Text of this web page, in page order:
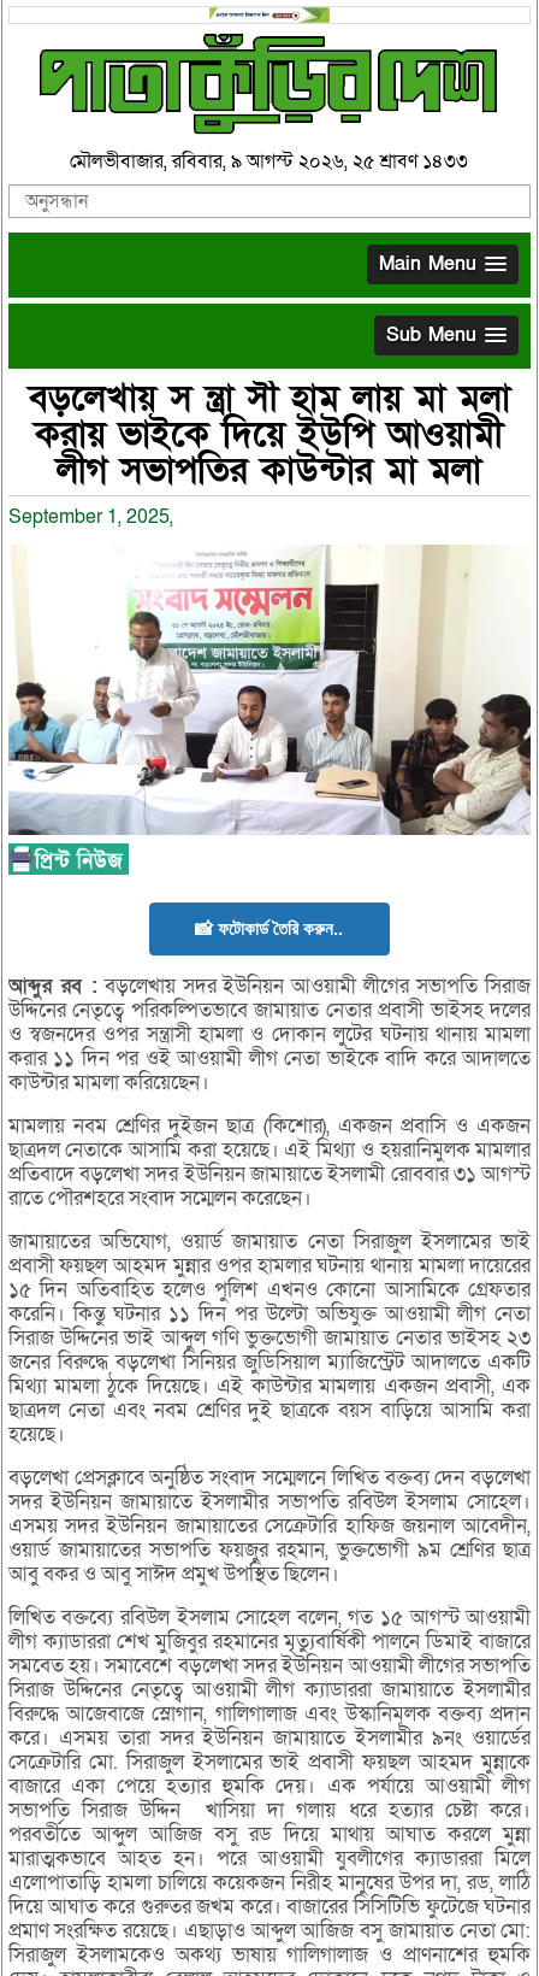
মৌলভীবাজার, রবিবার, ৯ আগস্ট ২০২৬, ২৫ শ্রাবণ ১৪৩৩
Main Menu
Sub Menu
বড়লেখায় স ন্ত্রা সী হাম লায় মা মলা
করায় ভাইকে দিয়ে ইউপি আওয়ামী
লীগ সভাপতির কাউন্টার মা মলা
September 1, 2025,
📸 ফটোকার্ড তৈরি করুন..
আব্দুররব : বড়লেখায় সদর ইউনিয়ন আওয়ামী লীগের সভাপতি সিরাজ
উদ্দিনের নেতৃত্বে পরিকল্পিতভাবে জামায়াত নেতার প্রবাসী ভাইসহ দলের
ও স্বজনদের ওপর সন্ত্রাসী হামলা ও দোকান লুটের ঘটনায় থানায় মামলা
করার ১১ দিন পর ওই আওয়ামী লীগ নেতা ভাইকে বাদি করে আদালতে
কাউন্টার মামলা করিয়েছেন।
মামলায় নবম শ্রেণির দুইজন ছাত্র (কিশোর), একজন প্রবাসি ও একজন
ছাত্রদল নেতাকে আসামি করা হয়েছে। এই মিথ্যা ও হয়রানিমুলক মামলার
প্রতিবাদে বড়লেখা সদর ইউনিয়ন জামায়াতে ইসলামী রোববার ৩১ আগস্ট
রাতে পৌরশহরে সংবাদ সম্মেলন করেছেন।
জামায়াতের অভিযোগ, ওয়ার্ড জামায়াত নেতা সিরাজুল ইসলামের ভাই
প্রবাসী ফয়ছল আহমদ মুন্নার ওপর হামলার ঘটনায় থানায় মামলা দায়েরের
১৫ দিন অতিবাহিত হলেও পুলিশ এখনও কোনো আসামিকে গ্রেফতার
করেনি। কিন্তু ঘটনার ১১ দিন পর উল্টো অভিযুক্ত আওয়ামী লীগ নেতা
সিরাজ উদ্দিনের ভাই আব্দুল গণি ভুক্তভোগী জামায়াত নেতার ভাইসহ ২৩
জনের বিরুদ্ধে বড়লেখা সিনিয়র জুডিসিয়াল ম্যাজিস্ট্রেট আদালতে একটি
মিথ্যা মামলা ঠুকে দিয়েছে। এই কাউন্টার মামলায় একজন প্রবাসী, এক
ছাত্রদল নেতা এবং নবম শ্রেণির দুই ছাত্রকে বয়স বাড়িয়ে আসামি করা
হয়েছে।
বড়লেখা প্রেসক্লাবে অনুষ্ঠিত সংবাদ সম্মেলনে লিখিত বক্তব্য দেন বড়লেখা
সদর ইউনিয়ন জামায়াতে ইসলামীর সভাপতি রবিউল ইসলাম সোহেল।
এসময় সদর ইউনিয়ন জামায়াতের সেক্রেটারি হাফিজ জয়নাল আবেদীন,
ওয়ার্ড জামায়াতের সভাপতি ফয়জুর রহমান, ভুক্তভোগী ৯ম শ্রেণির ছাত্র
আবু বকর ও আবু সাঈদ প্রমুখ উপস্থিত ছিলেন।
লিখিত বক্তব্যে রবিউল ইসলাম সোহেল বলেন, গত ১৫ আগস্ট আওয়ামী
লীগ ক্যাডাররা শেখ মুজিবুর রহমানের মৃত্যুবার্ষিকী পালনে ডিমাই বাজারে
সমবেত হয়। সমাবেশে বড়লেখা সদর ইউনিয়ন আওয়ামী লীগের সভাপতি
সিরাজ উদ্দিনের নেতৃত্বে আওয়ামী লীগ ক্যাডাররা জামায়াতে ইসলামীর
বিরুদ্ধে আজেবাজে স্লোগান, গালিগালাজ এবং উস্কানিমূলক বক্তব্য প্রদান
করে। এসময় তারা সদর ইউনিয়ন জামায়াতে ইসলামীর ৯নং ওয়ার্ডের
সেক্রেটারি মো. সিরাজুল ইসলামের ভাই প্রবাসী ফয়ছল আহমদ মুন্নাকে
বাজারে একা পেয়ে হত্যার হুমকি দেয়। এক পর্যায়ে আওয়ামী লীগ
সভাপতি সিরাজ উদ্দিন খাসিয়া দা গলায় ধরে হত্যার চেষ্টা করে।
পরবর্তীতে আব্দুল আজিজ বসু রড দিয়ে মাথায় আঘাত করলে মুন্না
মারাত্মকভাবে আহত হন। পরে আওয়ামী যুবলীগের ক্যাডাররা মিলে
এলোপাতাড়ি হামলা চালিয়ে কয়েকজন নিরীহ মানুষের উপর দা, রড, লাঠি
দিয়ে আঘাত করে গুরুতর জখম করে। বাজারের সিসিটিভি ফুটেজে ঘটনার
প্রমাণ সংরক্ষিত রয়েছে। এছাড়াও আব্দুল আজিজ বসু জামায়াত নেতা মো:
সিরাজুল ইসলামকেও অকথ্য ভাষায় গালিগালাজ ও প্রাণনাশের হুমকি